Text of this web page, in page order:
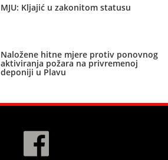
MJU: Kljajić u zakonitom statusu
Naložene hitne mjere protiv ponovnog
aktiviranja požara na privremenoj
deponiji u Plavu